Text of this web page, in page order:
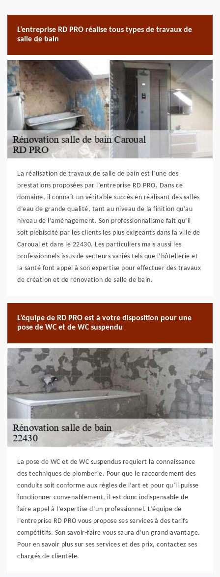
L’entreprise RD PRO réalise tous types de travaux de
salle de bain
La réalisation de travaux de salle de bain est l’une des
prestations proposées par l’entreprise RD PRO. Dans ce
domaine, il connaît un véritable succès en réalisant des salles
d’eau de grande qualité, tant au niveau de la finition qu’au
niveau de l’aménagement. Son professionnalisme fait qu’il
soit plébiscité par les clients les plus exigeants dans la ville de
Caroual et dans le 22430. Les particuliers mais aussi les
professionnels issus de secteurs variés tels que l’hôtellerie et
la santé font appel à son expertise pour effectuer des travaux
de création et de rénovation de salle de bain.
L’équipe de RD PRO est à votre disposition pour une
pose de WC et de WC suspendu
La pose de WC et de WC suspendus requiert la connaissance
des techniques de plomberie. Pour que le raccordement des
conduits soit conforme aux règles de l’art et pour qu’il puisse
fonctionner convenablement, il est donc indispensable de
faire appel à l’expertise d’un professionnel. L’équipe de
l’entreprise RD PRO vous propose ses services à des tarifs
compétitifs. Son savoir-faire vous saura d’un grand avantage.
Pour en savoir plus sur ses services et des prix, contactez ses
chargés de clientèle.